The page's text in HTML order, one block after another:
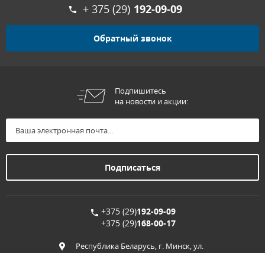
+ 375 (29) 192-09-09
Обратный звонок
Подпишитесь
на новости и акции:
+375 (29)192-09-09
+375 (29)168-00-17
Республика Беларусь, г. Минск, ул.